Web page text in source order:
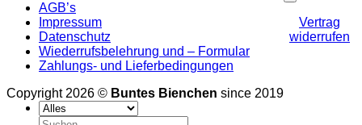
AGB’s
Impressum
Datenschutz
Wiederrufsbelehrung und – Formular
Zahlungs- und Lieferbedingungen
Copyright 2026 © Buntes Bienchen since 2019
Vertrag
widerrufen
Suchen